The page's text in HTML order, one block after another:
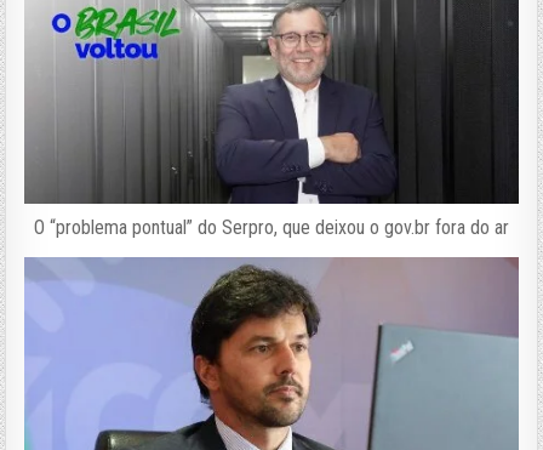
O “problema pontual” do Serpro, que deixou o gov.br fora do ar